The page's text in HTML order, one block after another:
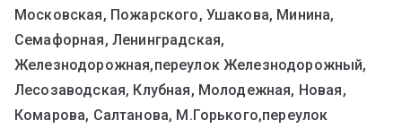
Московская, Пожарского, Ушакова, Минина,
Семафорная, Ленинградская,
Железнодорожная,переулок Железнодорожный,
Лесозаводская, Клубная, Молодежная, Новая,
Комарова, Салтанова, М.Горького,переулок